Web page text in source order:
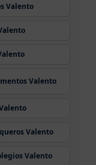
Valento
Valento
Valento
Valento